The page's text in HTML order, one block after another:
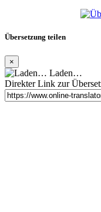
Übersetzung teilen
×
Laden…
Direkter Link zur